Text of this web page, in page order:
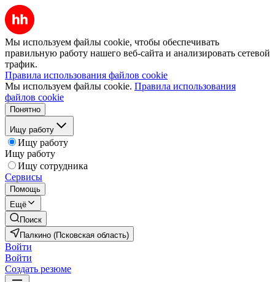
Мы используем файлы cookie, чтобы обеспечивать
правильную работу нашего веб-сайта и анализировать сетевой
трафик.
Правила использования файлов cookie
Мы используем файлы cookie. Правила использования
файлов cookie
Понятно
Ищу работу
Ищу работу
Ищу работу
Ищу сотрудника
Сервисы
Помощь
Ещё
Поиск
Палкино (Псковская область)
Войти
Войти
Создать резюме